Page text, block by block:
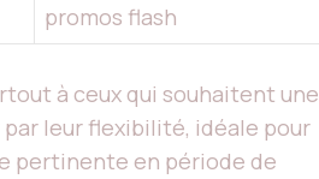
promos flash
à ceux qui souhaitent une
leur flexibilité, idéale pour
pertinente en période de